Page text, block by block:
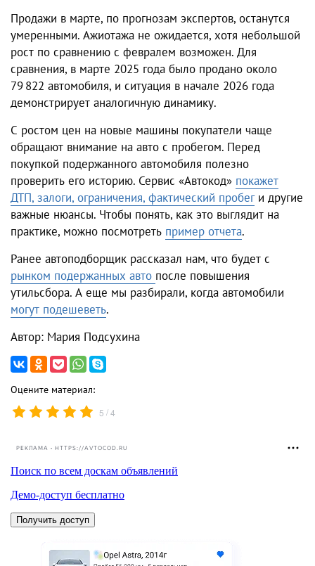
Продажи в марте, по прогнозам экспертов, останутся
умеренными. Ажиотажа не ожидается, хотя небольшой
рост по сравнению с февралем возможен. Для
сравнения, в марте 2025 года было продано около
79 822 автомобиля, и ситуация в начале 2026 года
демонстрирует аналогичную динамику.
С ростом цен на новые машины покупатели чаще
обращают внимание на авто с пробегом. Перед
покупкой подержанного автомобиля полезно
проверить его историю. Сервис «Автокод» покажет
ДТП, залоги, ограничения, фактический пробеги другие
важные нюансы. Чтобы понять, как это выглядит на
практике, можно посмотреть пример отчета.
Ранее автоподборщик рассказал нам, что будет с
рынком подержанных авто после повышения
утильсбора. А еще мы разбирали, когда автомобили
могут подешеветь.
Автор: Мария Подсухина
Оцените материал:
5 /4
РЕКЛАМА • HTTPS://AVTOCOD.RU